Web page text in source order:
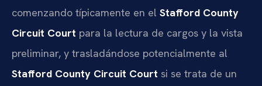
comenzando típicamente en el Stafford County
Circuit Court para la lectura de cargos y la vista
preliminar, y trasladándose potencialmente al
Stafford County Circuit Court si se trata de un